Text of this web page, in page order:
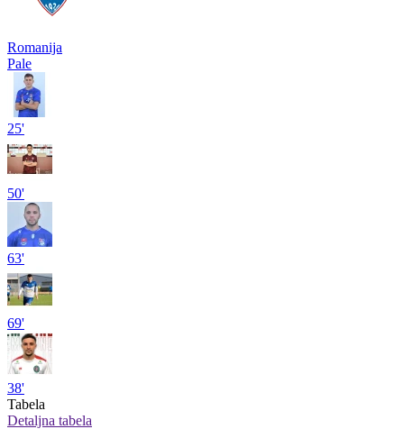
Romanija
Pale
25'
50'
63'
69'
38'
Tabela
Detaljna tabela